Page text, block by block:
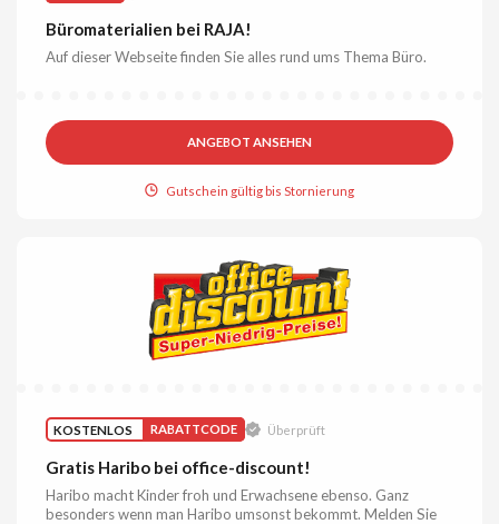
Büromaterialien bei RAJA!
Auf dieser Webseite finden Sie alles rund ums Thema Büro.
ANGEBOT ANSEHEN
Gutschein gültig bis Stornierung
KOSTENLOS RABATTCODE Überprüft
Gratis Haribo bei office-discount!
Haribo macht Kinder froh und Erwachsene ebenso. Ganz
besonders wenn man Haribo umsonst bekommt. Melden Sie